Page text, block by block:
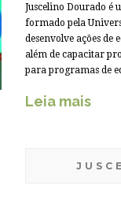
Juscelino Dourado é
formado pela
desenvolve ações de
além de capacitar
para programas de
Leia mais